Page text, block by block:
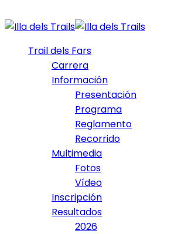
Trail dels Fars
Carrera
Información
Presentación
Programa
Reglamento
Recorrido
Multimedia
Fotos
Vídeo
Inscripción
Resultados
2026